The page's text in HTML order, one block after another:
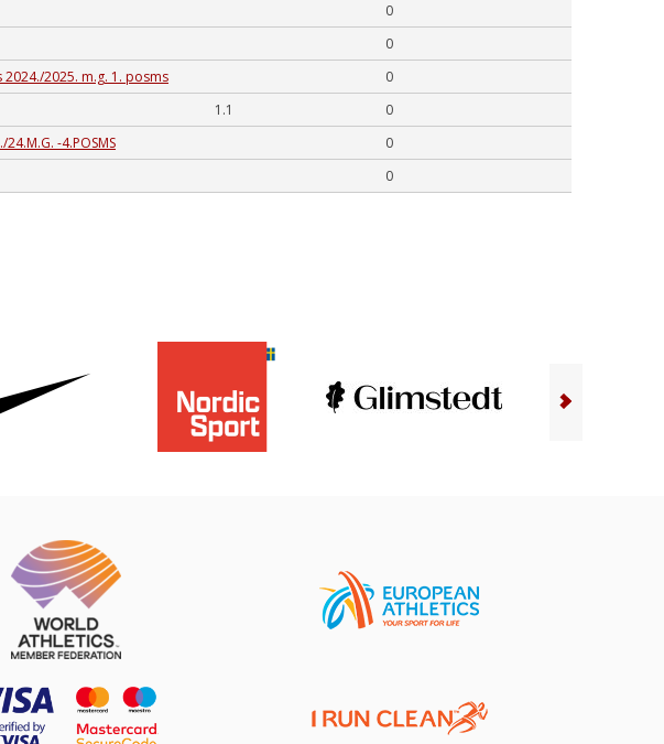
0
0
2024./2025. m.g. 1. posms
0
1.1
0
24.M.G. -4.POSMS
0
0